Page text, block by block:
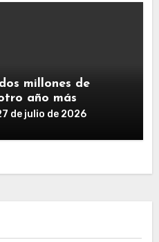
millones de
año más
de julio de 2026